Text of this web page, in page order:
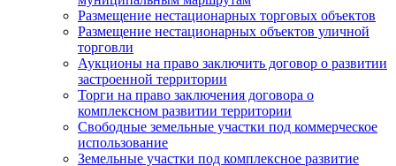
Размещение нестационарных торговых объектов
Размещение нестационарных объектов уличной
торговли
Аукционы на право заключить договор о развитии
застроенной территории
Торги на право заключения договора о
комплексном развитии территории
Свободные земельные участки под коммерческое
использование
Земельные участки под комплексное развитие